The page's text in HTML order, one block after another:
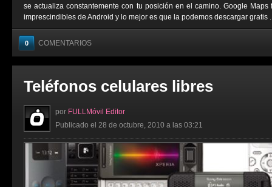
se actualiza constantemente con tu posición en el camino. Google
imprescindibles de Android y lo mejor es que la podemos descargar gratis
0 COMENTARIOS
Teléfonos celulares libres
por FULLMóvil Editor
Publicado el 28 de octubre, 2010 a las 03:21